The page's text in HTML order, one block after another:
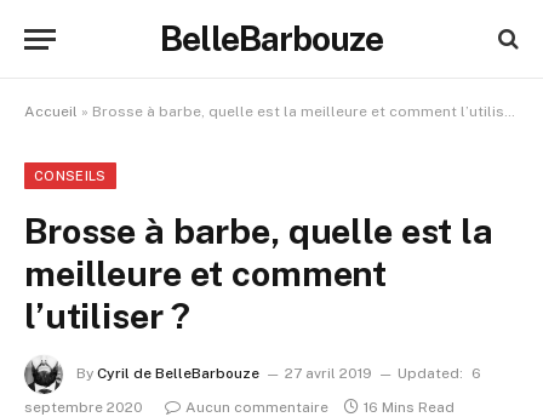
BelleBarbouze
Accueil » Brosse à barbe, quelle est la meilleure et comment l’utiliser ?
CONSEILS
Brosse à barbe, quelle est la
meilleure et comment
l’utiliser ?
By Cyril de BelleBarbouze 27 avril 2019 Updated:
6
septembre 2020
Aucun commentaire 16 Mins Read